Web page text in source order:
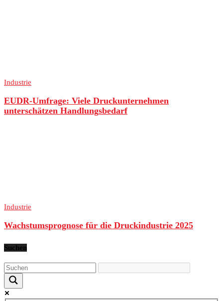
Industrie
EUDR-Umfrage: Viele Druckunternehmen
unterschätzen Handlungsbedarf
Industrie
Wachstumsprognose für die Druckindustrie 2025
Suchen